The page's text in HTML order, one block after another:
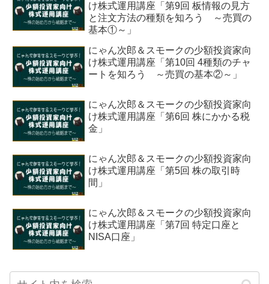
け株式運用講座「第9回 板情報の見方
と注文方法の種類を知ろう ～売買の
基本①～」
にゃん次郎＆スモークの少額投資家向
け株式運用講座「第10回 4種類のチャ
ートを知ろう ～売買の基本②～」
にゃん次郎＆スモークの少額投資家向
け株式運用講座「第6回 株にかかる税
金」
にゃん次郎＆スモークの少額投資家向
け株式運用講座「第5回 株の取引時
間」
にゃん次郎＆スモークの少額投資家向
け株式運用講座「第7回 特定口座と
NISA口座」